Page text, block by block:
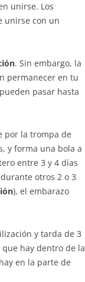
unirse. Los
unirse con un
. Sin embargo, la
permanecer en tu
pasar hasta
por la trompa de
y forma una bola a
entre 3 y 4 días
otros 2 o 3
), el embarazo
y tarda de 3
hay dentro de la
en la parte de